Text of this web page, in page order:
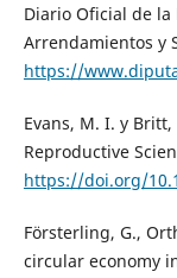
Diario Oficial de la
Arrendamientos y
https://
Evans, M. I. y
Reproductive
https://doi.org/
Försterling, G.,
circular economy